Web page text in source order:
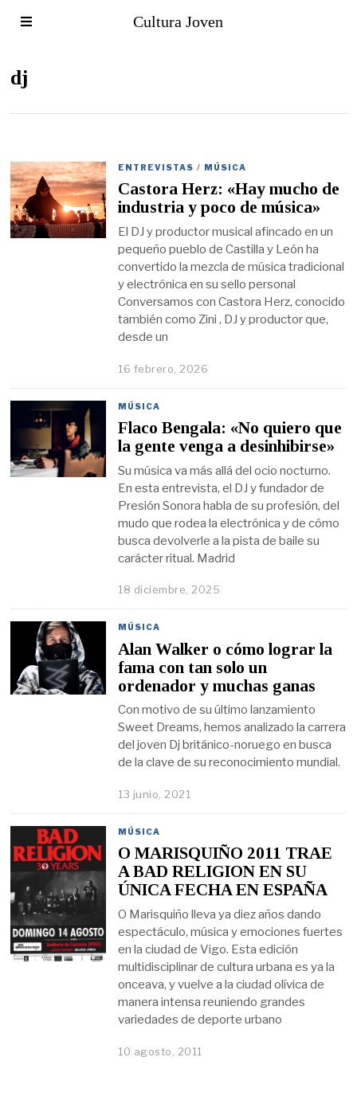
Cultura Joven
dj
ENTREVISTAS / MÚSICA
Castora Herz: «Hay mucho de
industria y poco de música»
El DJ y productor musical afincado en un
pequeño pueblo de Castilla y León ha
convertido la mezcla de música tradicional
y electrónica en su sello personal
Conversamos con Castora Herz, conocido
también como Zini , DJ y productor que,
desde un
16 febrero, 2026
MÚSICA
Flaco Bengala: «No quiero que
la gente venga a desinhibirse»
Su música va más allá del ocio nocturno.
En esta entrevista, el DJ y fundador de
Presión Sonora habla de su profesión, del
mudo que rodea la electrónica y de cómo
busca devolverle a la pista de baile su
carácter ritual. Madrid
18 diciembre, 2025
MÚSICA
Alan Walker o cómo lograr la
fama con tan solo un
ordenador y muchas ganas
Con motivo de su último lanzamiento
Sweet Dreams, hemos analizado la carrera
del joven Dj británico-noruego en busca
de la clave de su reconocimiento mundial.
13 junio, 2021
MÚSICA
O MARISQUIÑO 2011 TRAE
A BAD RELIGION EN SU
ÚNICA FECHA EN ESPAÑA
O Marisquiño lleva ya diez años dando
espectáculo, música y emociones fuertes
en la ciudad de Vigo. Esta edición
multidisciplinar de cultura urbana es ya la
onceava, y vuelve a la ciudad olívica de
manera intensa reuniendo grandes
variedades de deporte urbano
10 agosto, 2011